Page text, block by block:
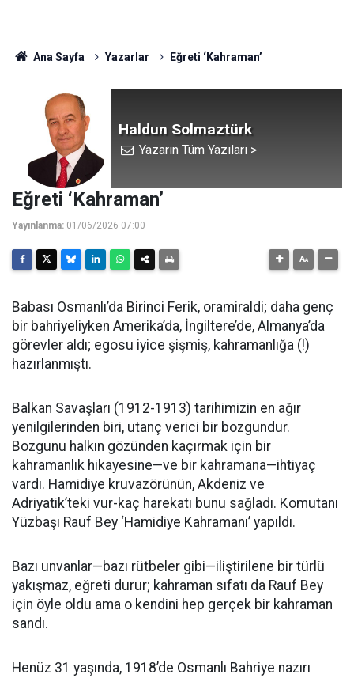
Ana Sayfa Yazarlar Eğreti ‘Kahraman’
Haldun Solmaztürk
Yazarın Tüm Yazıları >
Eğreti ‘Kahraman’
Yayınlanma: 01/06/2026 07:00
Babası Osmanlı’da Birinci Ferik, oramiraldi; daha genç
bir bahriyeliyken Amerika’da, İngiltere’de, Almanya’da
görevler aldı; egosu iyice şişmiş, kahramanlığa (!)
hazırlanmıştı.
Balkan Savaşları (1912-1913) tarihimizin en ağır
yenilgilerinden biri, utanç verici bir bozgundur.
Bozgunu halkın gözünden kaçırmak için bir
kahramanlık hikayesine—ve bir kahramana—ihtiyaç
vardı. Hamidiye kruvazörünün, Akdeniz ve
Adriyatik’teki vur-kaç harekatı bunu sağladı. Komutanı
Yüzbaşı Rauf Bey ‘Hamidiye Kahramanı’ yapıldı.
Bazı unvanlar—bazı rütbeler gibi—iliştirilene bir türlü
yakışmaz, eğreti durur; kahraman sıfatı da Rauf Bey
için öyle oldu ama o kendini hep gerçek bir kahraman
sandı.
Henüz 31 yaşında, 1918’de Osmanlı Bahriye nazırı